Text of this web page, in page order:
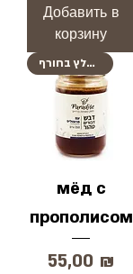
Добавить в
корзину
מומלץ בחורף
мёд с
прополисом
Цена
55,00 ₪